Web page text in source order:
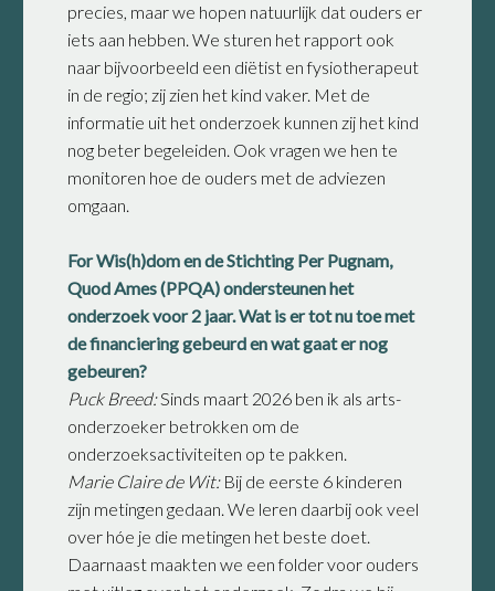
precies, maar we hopen natuurlijk dat ouders er
iets aan hebben. We sturen het rapport ook
naar bijvoorbeeld een diëtist en fysiotherapeut
in de regio; zij zien het kind vaker. Met de
informatie uit het onderzoek kunnen zij het kind
nog beter begeleiden. Ook vragen we hen te
monitoren hoe de ouders met de adviezen
omgaan.
For Wis(h)dom en de Stichting Per Pugnam,
Quod Ames (PPQA) ondersteunen het
onderzoek voor 2 jaar. Wat is er tot nu toe met
de financiering gebeurd en wat gaat er nog
gebeuren?
Puck Breed:Sinds maart 2026 ben ik als arts-
onderzoeker betrokken om de
onderzoeksactiviteiten op te pakken.
Marie Claire de Wit:Bij de eerste 6 kinderen
zijn metingen gedaan. We leren daarbij ook veel
over hóe je die metingen het beste doet.
Daarnaast maakten we een folder voor ouders